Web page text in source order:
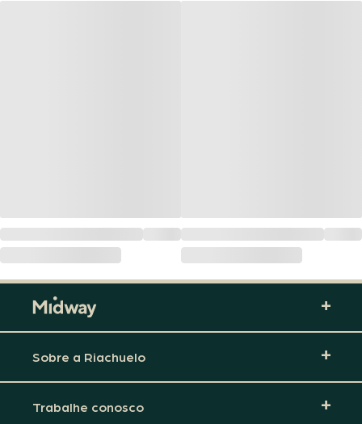
Sobre a Riachuelo
Trabalhe conosco